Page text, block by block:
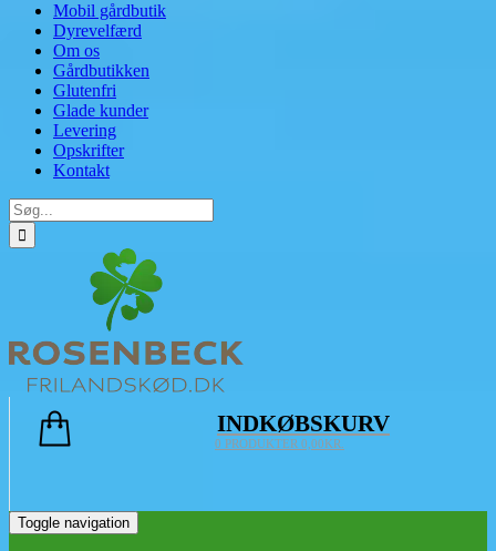
Mobil gårdbutik
Dyrevelfærd
Om os
Gårdbutikken
Glutenfri
Glade kunder
Levering
Opskrifter
Kontakt
INDKØBSKURV
0 PRODUKTER 0,00KR.
Toggle navigation